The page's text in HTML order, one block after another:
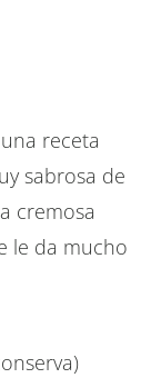
receta
sabrosa de
cremosa
le da mucho